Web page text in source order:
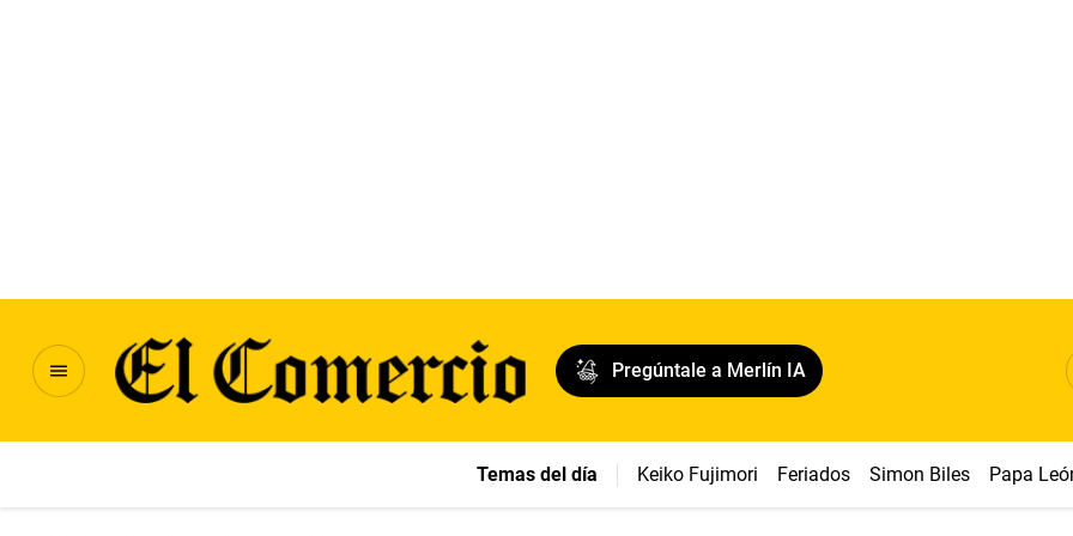
Pregúntale a Merlín IA
Temas del día Keiko Fujimori Feriados Simon Biles Papa